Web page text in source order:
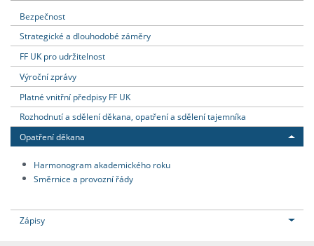
Bezpečnost
Strategické a dlouhodobé záměry
FF UK pro udržitelnost
Výroční zprávy
Platné vnitřní předpisy FF UK
Rozhodnutí a sdělení děkana, opatření a sdělení tajemníka
Opatření děkana
Harmonogram akademického roku
Směrnice a provozní řády
Zápisy